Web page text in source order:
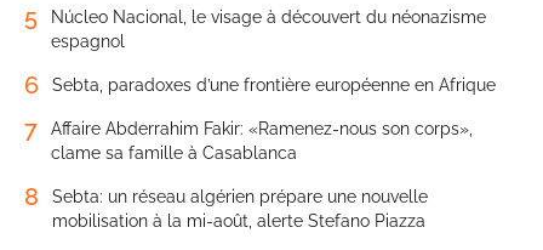
5
Núcleo Nacional, le visage à découvert du néonazisme
espagnol
6 Sebta, paradoxes d’une frontière européenne en Afrique
7
Affaire Abderrahim Fakir: «Ramenez-nous son corps»,
clame sa famille à Casablanca
8
Sebta: un réseau algérien prépare une nouvelle
mobilisation à la mi-août, alerte Stefano Piazza